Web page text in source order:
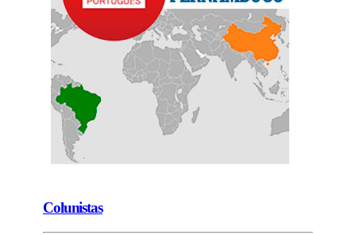
Colunistas